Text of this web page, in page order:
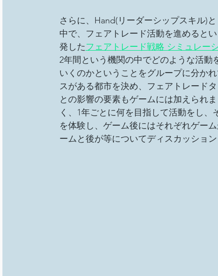
さらに、Hand(リーダーシップスキル)
中で、フェアトレード活動を進めると
発したフェアトレード戦略 シミュレー
2年間という機関の中でどのような活
いくのかということをグループに分か
スがある都市を決め、フェアトレード
との影響の要素もゲームには加えられ
く、1年ごとに何を目指して活動をし
を体験し、ゲーム後にはそれぞれゲー
ームと後が等についてディスカッショ